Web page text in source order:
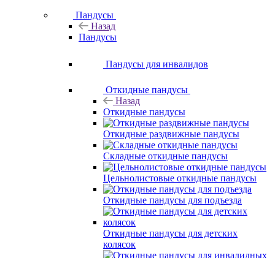
Пандусы
Назад
Пандусы
Пандусы для инвалидов
Откидные пандусы
Назад
Откидные пандусы
Откидные раздвижные пандусы
Складные откидные пандусы
Цельнолистовые откидные пандусы
Откидные пандусы для подъезда
Откидные пандусы для детских
колясок